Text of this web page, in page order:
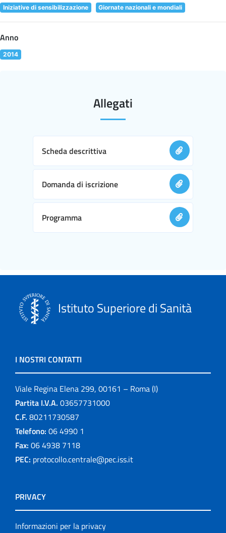
Iniziative di sensibilizzazione
Giornate nazionali e mondiali
Anno
2014
Allegati
Scheda descrittiva
Domanda di iscrizione
Programma
Istituto Superiore di Sanità
I NOSTRI CONTATTI
Viale Regina Elena 299, 00161 – Roma (I)
Partita I.V.A. 03657731000
C.F. 80211730587
Telefono: 06 4990 1
Fax: 06 4938 7118
PEC: protocollo.centrale@pec.iss.it
PRIVACY
Informazioni per la privacy